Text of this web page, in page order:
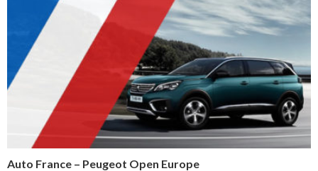
Auto France – Peugeot Open Europe